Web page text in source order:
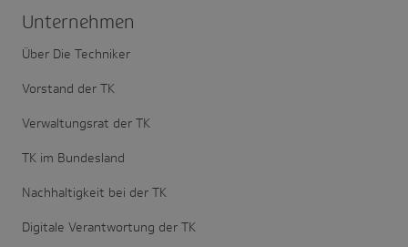
Unter­nehmen
Über Die Techniker
Vorstand der TK
Verwaltungsrat der TK
TK im Bundesland
Nachhaltigkeit bei der TK
Digitale Verantwortung der TK